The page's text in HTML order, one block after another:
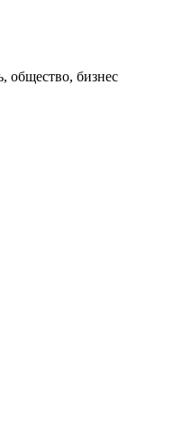
общество, бизнес